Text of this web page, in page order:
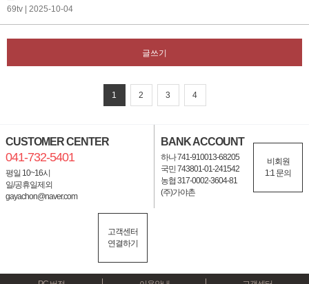
69tv
| 2025-10-04
글쓰기
1 2 3 4
CUSTOMER CENTER
041-732-5401
평일 10~16시
일/공휴일제외
gayachon@naver.com
고객센터
연결하기
BANK ACCOUNT
하나 741-910013-68205
국민 743801-01-241542
농협 317-0002-3604-81
(주)가야촌
비회원
1:1 문의